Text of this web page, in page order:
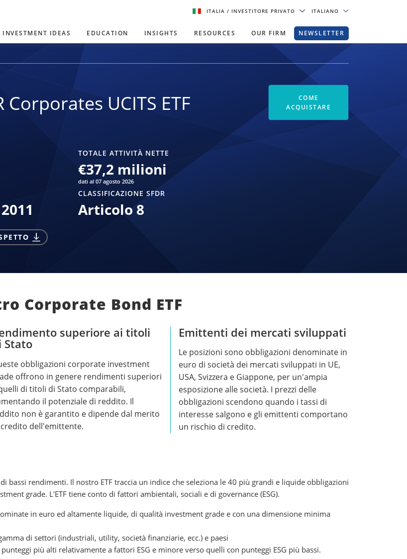
ITALIA/ INVESTITORE PRIVATO ITALIANO
INVESTMENT IDEAS EDUCATION INSIGHTS RESOURCES OUR FIRM NEWSLETTER
Corporates UCITS ETF
TOTALE ATTIVITÀ NETTE
€37,2 milioni
dati al 07 agosto 2026
CLASSIFICAZIONE SFDR
Articolo 8
COME
ACQUISTARE
Corporate Bond ETF
superiore ai titoli
Stato
obbligazioni corporate investment
offrono in genere rendimenti superiori
di titoli di Stato comparabili,
il potenziale di reddito. Il
non è garantito e dipende dal merito
dell'emittente.
Emittenti dei mercati sviluppati
Le posizioni sono obbligazioni denominate in
euro di società dei mercati sviluppati in UE,
USA, Svizzera e Giappone, per un'ampia
esposizione alle società. I prezzi delle
obbligazioni scendono quando i tassi di
interesse salgono e gli emittenti comportano
un rischio di credito.
bassi rendimenti. Il nostro ETF traccia un indice che seleziona le 40 più grandi e liquide obbligazioni
grade. L'ETF tiene conto di fattori ambientali, sociali e di governance (ESG).
in euro ed altamente liquide, di qualità investment grade e con una dimensione minima
di settori (industriali, utility, società finanziarie, ecc.) e paesi
più alti relativamente a fattori ESG e minore verso quelli con punteggi ESG più bassi.